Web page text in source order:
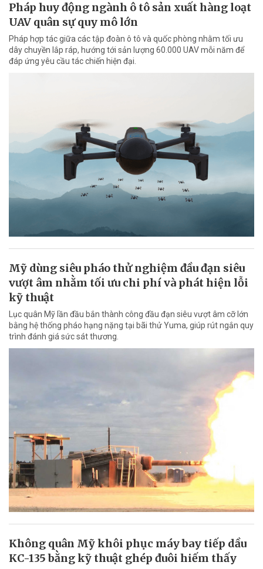
Pháp huy động ngành ô tô sản xuất hàng loạt
UAV quân sự quy mô lớn
Pháp hợp tác giữa các tập đoàn ô tô và quốc phòng nhằm tối ưu
dây chuyền lắp ráp, hướng tới sản lượng 60.000 UAV mỗi năm để
đáp ứng yêu cầu tác chiến hiện đại.
Mỹ dùng siêu pháo thử nghiệm đầu đạn siêu
vượt âm nhằm tối ưu chi phí và phát hiện lỗi
kỹ thuật
Lục quân Mỹ lần đầu bắn thành công đầu đạn siêu vượt âm cỡ lớn
bằng hệ thống pháo hạng nặng tại bãi thử Yuma, giúp rút ngắn quy
trình đánh giá sức sát thương.
Không quân Mỹ khôi phục máy bay tiếp dầu
KC-135 bằng kỹ thuật ghép đuôi hiếm thấy